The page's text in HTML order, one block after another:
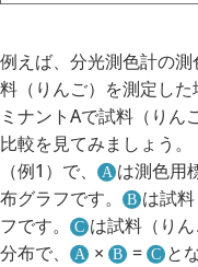
例えば、分光測色計の
料（りんご）を測定し
ミナントAで試料（りん
比較を見てみましょう。
（例1）で、
は測色用
布グラフです。
は試
フです。
は試料（り
分布で、
× = と